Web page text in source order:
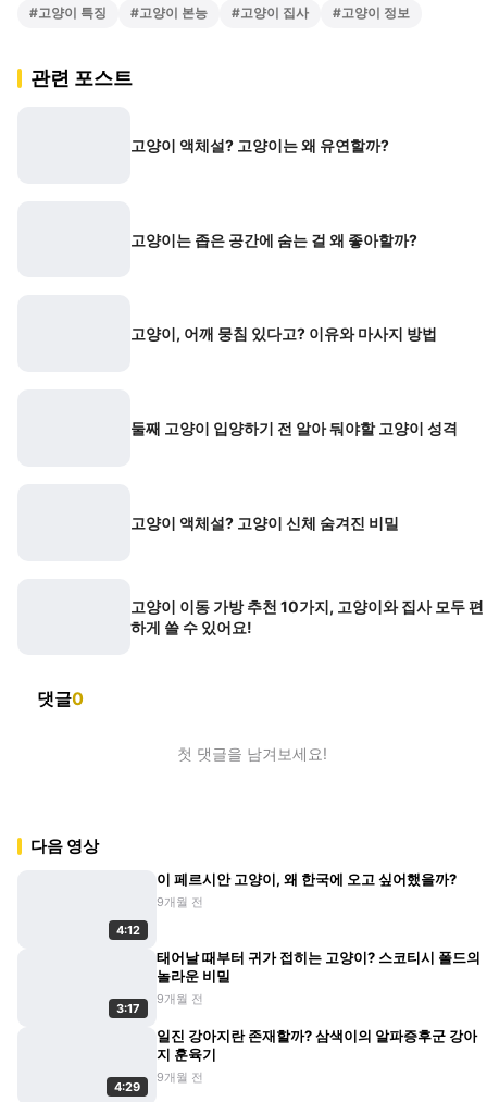
#고양이 특징 #고양이 본능 #고양이 집사 #고양이 정보
관련 포스트
고양이 액체설? 고양이는 왜 유연할까?
고양이는 좁은 공간에 숨는 걸 왜 좋아할까?
고양이, 어깨 뭉침 있다고? 이유와 마사지 방법
둘째 고양이 입양하기 전 알아 둬야할 고양이 성격
고양이 액체설? 고양이 신체 숨겨진 비밀
고양이 이동 가방 추천 10가지, 고양이와 집사 모두 편
하게 쓸 수 있어요!
댓글0
첫 댓글을 남겨보세요!
다음 영상
4:12
이 페르시안 고양이, 왜 한국에 오고 싶어했을까?
9개월 전
3:17
태어날 때부터 귀가 접히는 고양이? 스코티시 폴드의
놀라운 비밀
9개월 전
4:29
일진 강아지란 존재할까? 삼색이의 알파증후군 강아
지 훈육기
9개월 전